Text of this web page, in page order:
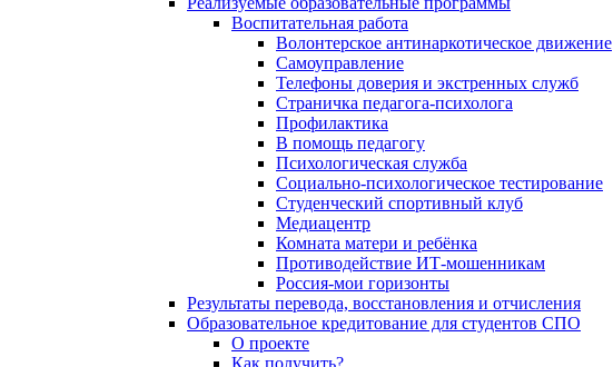
Воспитательная работа
Волонтерское антинаркотическое движение
Самоуправление
Телефоны доверия и экстренных служб
Страничка педагога-психолога
Профилактика
В помощь педагогу
Психологическая служба
Социально-психологическое тестирование
Студенческий спортивный клуб
Медиацентр
Комната матери и ребёнка
Противодействие ИТ-мошенникам
Россия-мои горизонты
Результаты перевода, восстановления и отчисления
Образовательное кредитование для студентов СПО
О проекте
Как получить?